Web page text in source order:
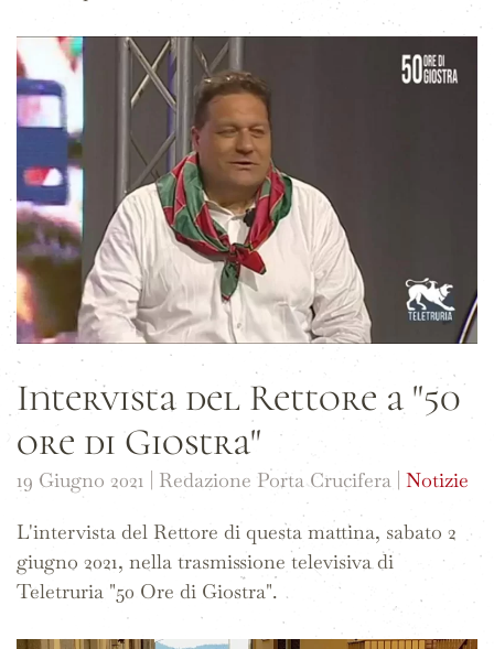
Intervista del Rettore a "50
ore di Giostra"
19 Giugno 2021 | Redazione Porta Crucifera | Notizie
L'intervista del Rettore di questa mattina, sabato 2
giugno 2021, nella trasmissione televisiva di
Teletruria "50 Ore di Giostra".